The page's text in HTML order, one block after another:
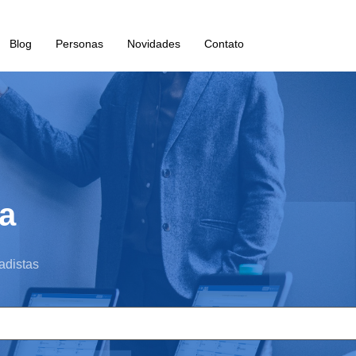
Blog Personas Novidades Contato